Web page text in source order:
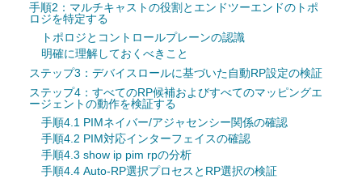
手順2：マルチキャストの役割とエンドツーエンドのトポ
ロジを特定する
トポロジとコントロールプレーンの認識
明確に理解しておくべきこと
ステップ3：デバイスロールに基づいた自動RP設定の検証
ステップ4：すべてのRP候補およびすべてのマッピングエ
ージェントの動作を検証する
手順4.1 PIMネイバー/アジャセンシー関係の確認
手順4.2 PIM対応インターフェイスの確認
手順4.3 show ip pim rpの分析
手順4.4 Auto-RP選択プロセスとRP選択の検証